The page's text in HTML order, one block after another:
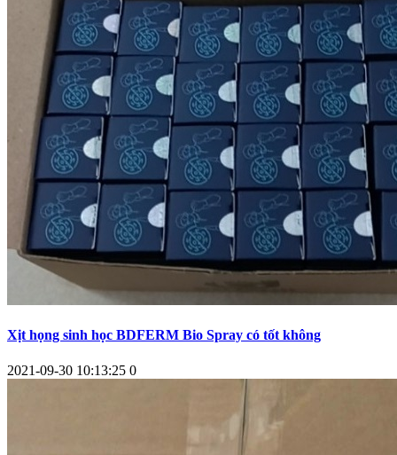
Xịt họng sinh học BDFERM Bio Spray có tốt không
2021-09-30 10:13:25 0